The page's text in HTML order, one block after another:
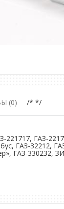
(0) /* */
221717, ГАЗ-
ГАЗ-32212,
ГАЗ-330232,